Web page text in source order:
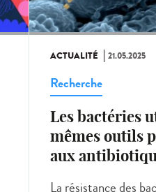
ACTUALITÉ 21.05.2025
Recherche
Les bactéries
mêmes outils
aux
La résistance des